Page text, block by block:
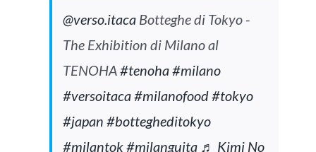
@verso.itaca Botteghe di Tokyo -
The Exhibition di Milano al
TENOHA#tenoha#milano
#versoitaca#milanofood#tokyo
#japan #bottegheditokyo
#milantok#milanguita ♬ Kimi No